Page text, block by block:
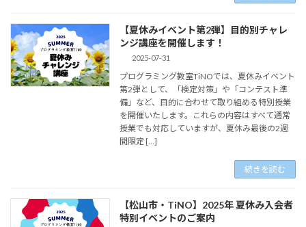
【夏休みイベント第2弾】目的別チャレ
ンジ講座を開催します！
2025-07-31
プログラミング教室TiNOでは、夏休みイベント
第2弾として、「検定対策」や「コンテスト準
備」など、目的に合わせて取り組める特別授業
を開催いたします。これらの内容はすべて通常
授業でも対応していますが、夏休み最後の2週
間限定 […]
続きを読む
【松山市・TiNO】2025年 夏休み入会者
特別イベントのご案内